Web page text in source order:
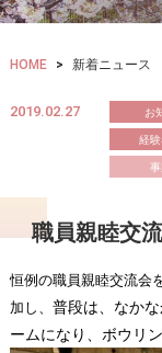
HOME > 新着ニュース
2019.02.27 お
経
職員親睦交
恒例の職員親睦交流会
加し、 普段は、なか
ームになり、ボウリ